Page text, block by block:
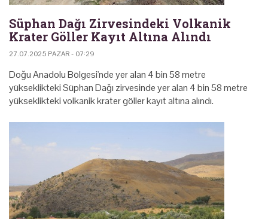
Süphan Dağı Zirvesindeki Volkanik
Krater Göller Kayıt Altına Alındı
27.07.2025 PAZAR - 07:29
Doğu Anadolu Bölgesi'nde yer alan 4 bin 58 metre
yükseklikteki Süphan Dağı zirvesinde yer alan 4 bin 58 metre
yükseklikteki volkanik krater göller kayıt altına alındı.